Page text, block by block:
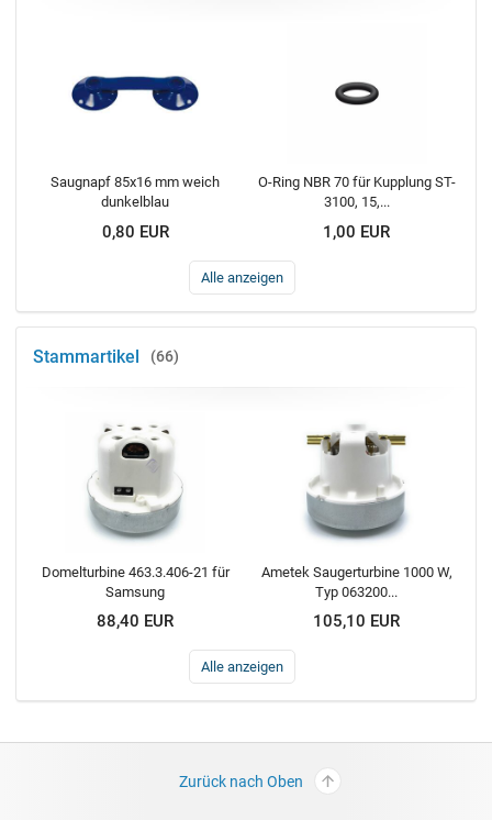
Saugnapf 85x16 mm weich
dunkelblau
0,80 EUR
O-Ring NBR 70 für Kupplung ST-
3100, 15,...
1,00 EUR
Alle anzeigen
Stammartikel 66
Domelturbine 463.3.406-21 für
Samsung
88,40 EUR
Ametek Saugerturbine 1000 W,
Typ 063200...
105,10 EUR
Alle anzeigen
Zurück nach Oben